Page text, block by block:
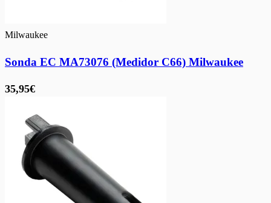
Milwaukee
Sonda EC MA73076 (Medidor C66) Milwaukee
35,95€